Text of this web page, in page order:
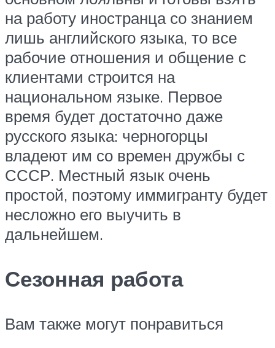
на работу иностранца со знанием
лишь английского языка, то все
рабочие отношения и общение с
клиентами строится на
национальном языке. Первое
время будет достаточно даже
русского языка: черногорцы
владеют им со времен дружбы с
СССР. Местный язык очень
простой, поэтому иммигранту будет
несложно его выучить в
дальнейшем.
Сезонная работа
Вам также могут понравиться